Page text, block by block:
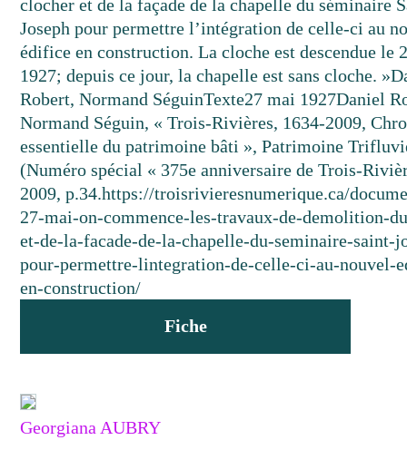
clocher et de la façade de la chapelle du séminaire
Joseph pour permettre l’intégration de celle-ci au
édifice en construction. La cloche est descendue le
1927; depuis ce jour, la chapelle est sans cloche. »
Robert, Normand SéguinTexte27 mai 1927Daniel
Normand Séguin, « Trois-Rivières, 1634-2009,
essentielle du patrimoine bâti », Patrimoine
(Numéro spécial « 375e anniversaire de Trois-
2009, p.34.https://troisrivieresnumerique.ca/
27-mai-on-commence-les-travaux-de-demolition-
et-de-la-facade-de-la-chapelle-du-seminaire-saint-
pour-permettre-lintegration-de-celle-ci-au-nouvel-
en-construction/
Fiche
Georgiana AUBRY